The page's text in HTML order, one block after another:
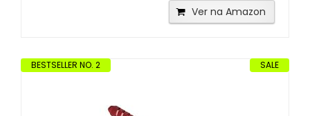
Ver na Amazon
SALE
BESTSELLER NO. 2